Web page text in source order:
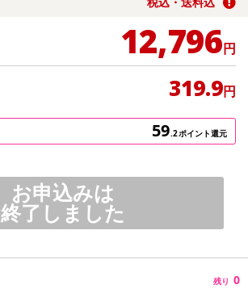
12,796円
319.9円
59.2ポイント還元
お申込みは
終了しました
残り 0